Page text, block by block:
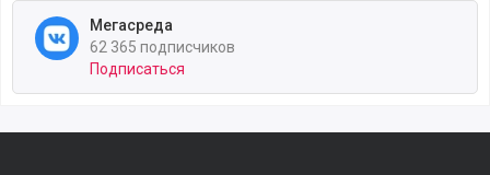
Мегасреда
62 365 подписчиков
Подписаться